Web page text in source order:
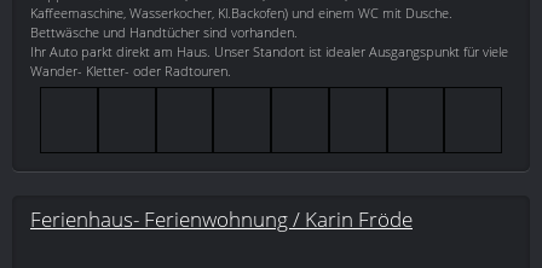
Kaffeemaschine, Wasserkocher, Kl.Backofen) und einem WC mit Dusche.
Bettwäsche und Handtücher sind vorhanden.
Ihr Auto parkt direkt am Haus. Unser Standort ist idealer Ausgangspunkt für viele
Wander- Kletter- oder Radtouren.
Ferienhaus- Ferienwohnung / Karin Fröde